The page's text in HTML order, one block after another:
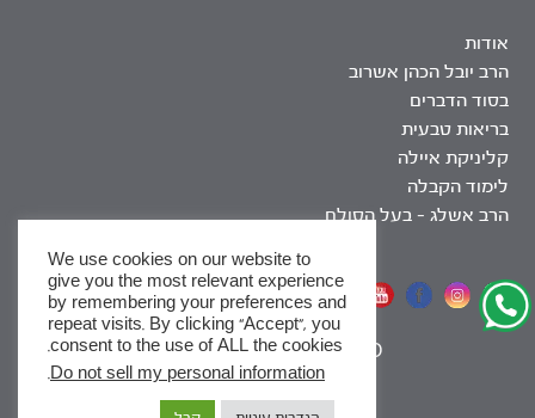
אודות
הרב יובל הכהן אשרוב
בסוד הדברים
בריאות טבעית
קליניקת איילה
לימוד הקבלה
הרב אשלג – בעל הסולם
אתר שומר שבת
SEO
|
We use cookies on our website to
give you the most relevant experience
by remembering your preferences and
repeat visits. By clicking “Accept”, you
consent to the use of ALL the cookies.
Do not sell my personal information
.
x